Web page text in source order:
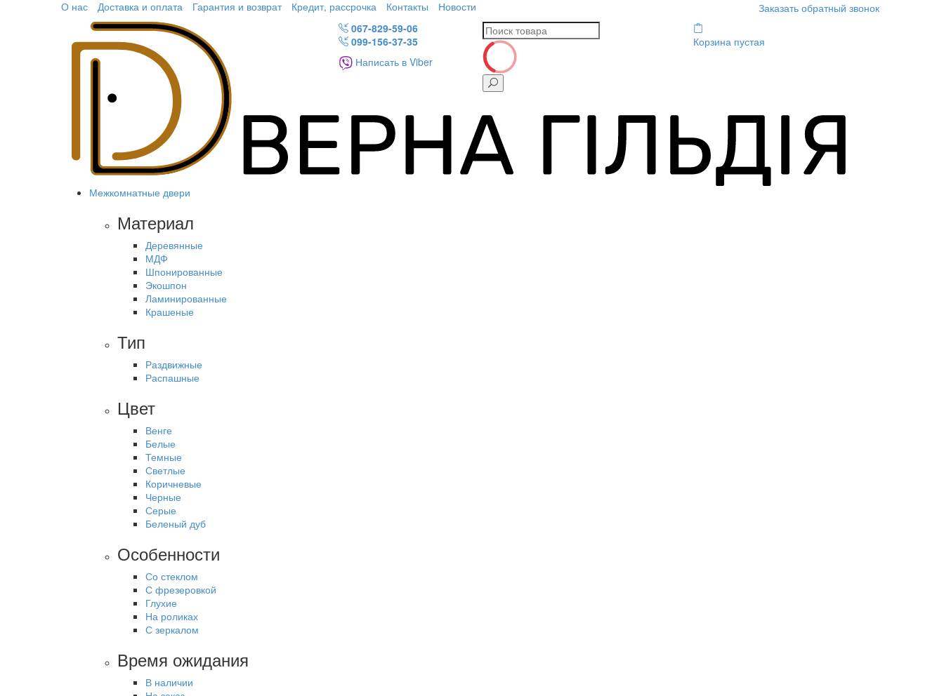
О нас Доставка и оплата Гарантия и возврат Кредит, рассрочка Контакты Новости
Заказать обратный звонок
067-829-59-06
099-156-37-35
Написать в Viber
Корзина пустая
Межкомнатные двери
Материал
Деревянные
МДФ
Шпонированные
Экошпон
Ламинированные
Крашеные
Тип
Раздвижные
Распашные
Цвет
Венге
Белые
Темные
Светлые
Коричневые
Черные
Серые
Беленый дуб
Особенности
Со стеклом
С фрезеровкой
Глухие
На роликах
С зеркалом
Время ожидания
В наличии